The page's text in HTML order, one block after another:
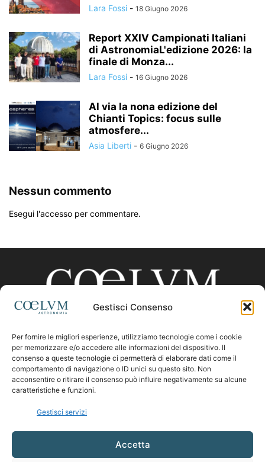
Gestisci Consenso
Per fornire le migliori esperienze, utilizziamo tecnologie come i cookie
per memorizzare e/o accedere alle informazioni del dispositivo. Il
consenso a queste tecnologie ci permetterà di elaborare dati come il
comportamento di navigazione o ID unici su questo sito. Non
acconsentire o ritirare il consenso può influire negativamente su alcune
caratteristiche e funzioni.
Gestisci servizi
Accetta
Lara Fossi - 18 Giugno 2026
Report XXIV Campionati Italiani
di AstronomiaL'edizione 2026: la
finale di Monza...
Lara Fossi - 16 Giugno 2026
Al via la nona edizione del
Chianti Topics: focus sulle
atmosfere...
Asia Liberti - 6 Giugno 2026
Nessun commento
Esegui l'accesso per commentare.
CHI SIAMO
Contattaci:coelumastro@coelum.com